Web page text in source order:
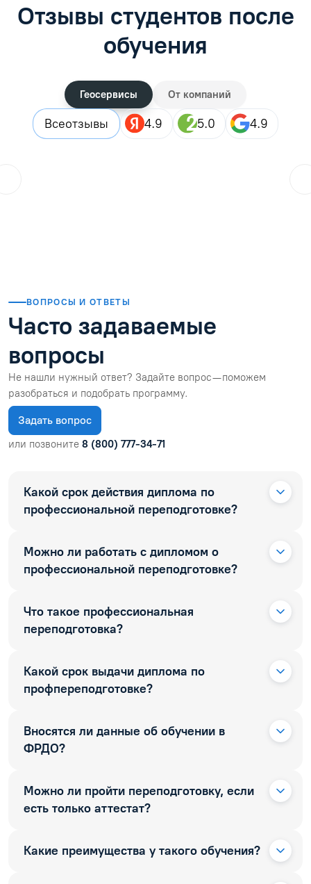
Отзывы студентов после
обучения
Геосервисы От компаний
Всеотзывы 4.9 5.0 4.9
ВОПРОСЫ И ОТВЕТЫ
Часто задаваемые
вопросы
Не нашли нужный ответ? Задайте вопрос — поможем
разобраться и подобрать программу.
Задать вопрос
или позвоните 8 (800) 777-34-71
Какой срок действия диплома по
профессиональной переподготовке?
Можно ли работать с дипломом о
профессиональной переподготовке?
Что такое профессиональная
переподготовка?
Какой срок выдачи диплома по
профпереподготовке?
Вносятся ли данные об обучении в
ФРДО?
Можно ли пройти переподготовку, если
есть только аттестат?
Какие преимущества у такого обучения?